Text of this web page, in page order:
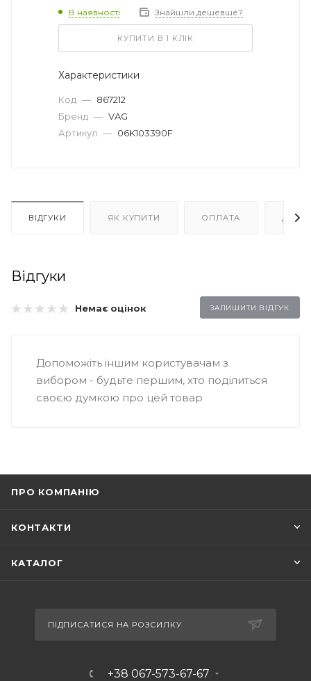
В наявності Знайшли дешевше?
КУПИТИ В 1 КЛІК
Характеристики
Код — 867212
Бренд — VAG
Артикул — 06K103390F
ВІДГУКИ ЯК КУПИТИ ОПЛАТА
Відгуки
Немає оцінок ЗАЛИШИТИ ВІДГУК
Допоможіть іншим користувачам з
вибором - будьте першим, хто поділиться
своєю думкою про цей товар
ПРО КОМПАНІЮ
КОНТАКТИ
КАТАЛОГ
ПІДПИСАТИСЯ НА РОЗСИЛКУ
+38 067-573-67-67